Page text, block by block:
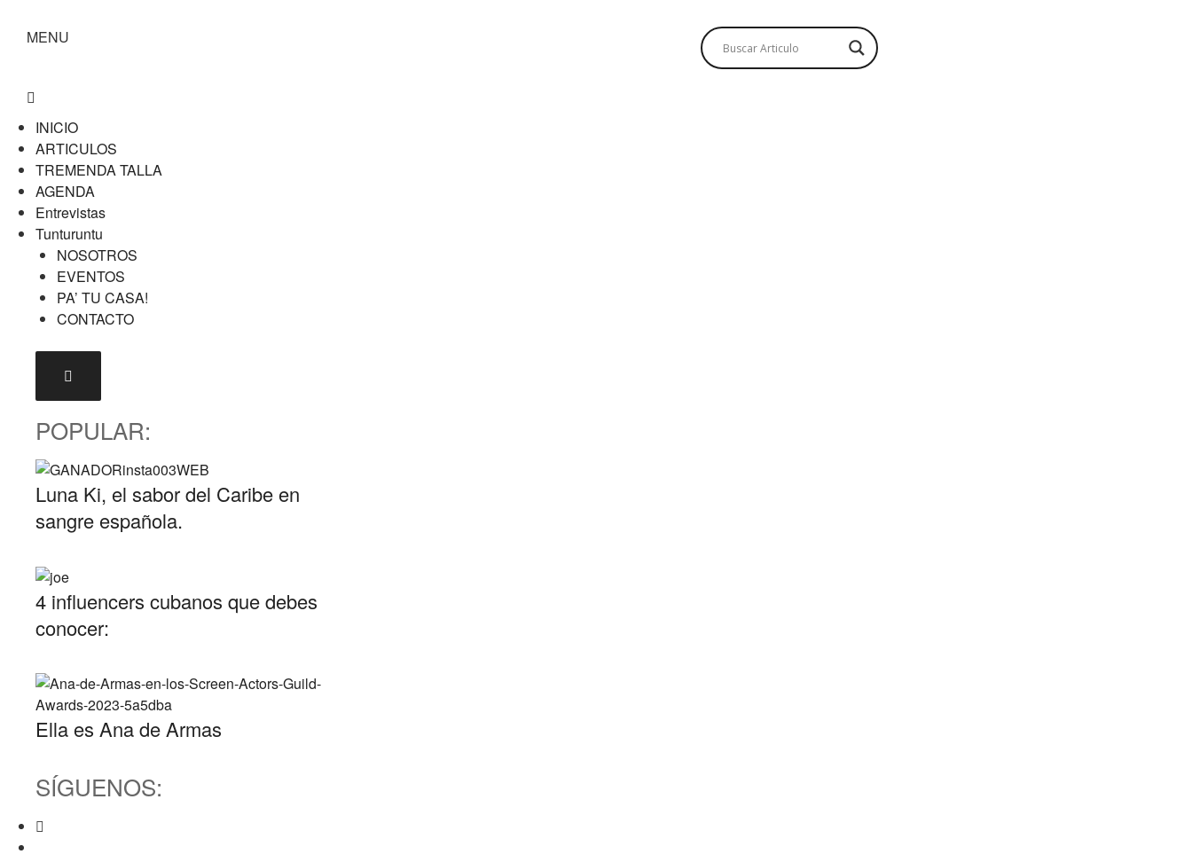
MENU
INICIO
ARTICULOS
TREMENDA TALLA
AGENDA
Entrevistas
Tunturuntu
NOSOTROS
EVENTOS
PA’ TU CASA!
CONTACTO
Menú conmutador hamburguesa
POPULAR:
Luna Ki, el sabor del Caribe en
sangre española.
4 influencers cubanos que debes
conocer:
Ella es Ana de Armas
SÍGUENOS: